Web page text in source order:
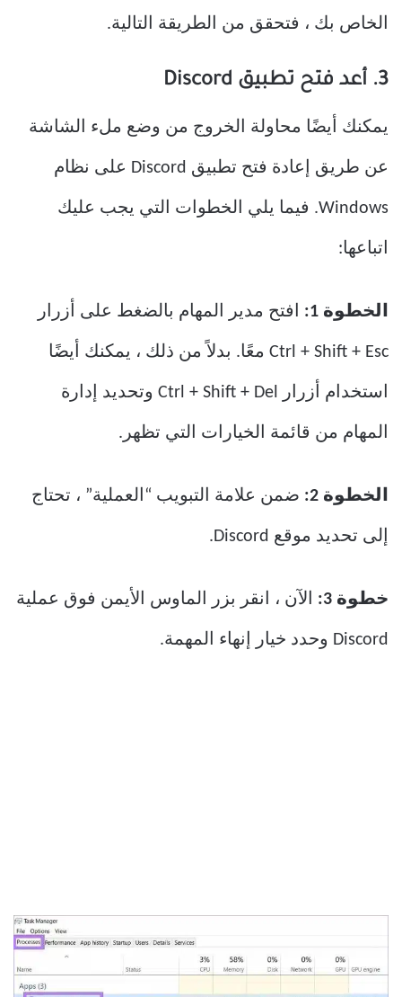
الخاص بك ، فتحقق من الطريقة التالية.
3. أعد فتح تطبيق Discord
يمكنك أيضًا محاولة الخروج من وضع ملء الشاشة
عن طريق إعادة فتح تطبيق Discord على نظام
Windows. فيما يلي الخطوات التي يجب عليك
اتباعها:
الخطوة 1: افتح مدير المهام بالضغط على أزرار
Ctrl + Shift + Esc معًا. بدلاً من ذلك ، يمكنك أيضًا
استخدام أزرار Ctrl + Shift + Del وتحديد إدارة
المهام من قائمة الخيارات التي تظهر.
الخطوة 2: ضمن علامة التبويب “العملية” ، تحتاج
إلى تحديد موقع Discord.
خطوة 3: الآن ، انقر بزر الماوس الأيمن فوق عملية
Discord وحدد خيار إنهاء المهمة.